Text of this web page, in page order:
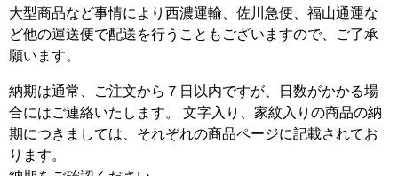
大型商品など事情により西濃運輸、佐川急便、福山通運な
ど他の運送便で配送を行うこともございますので、ご了承
願います。
納期は通常、ご注文から７日以内ですが、日数がかかる場
合にはご連絡いたします。 文字入り、家紋入りの商品の納
期につきましては、それぞれの商品ページに記載されてお
ります。